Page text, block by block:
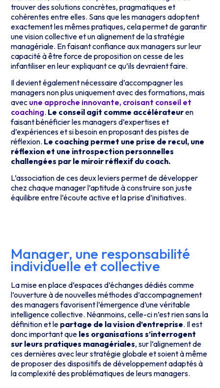
trouver des solutions concrètes, pragmatiques et
cohérentes entre elles. Sans que les managers adoptent
exactement les mêmes pratiques, cela permet de garantir
une vision collective et un alignement de la stratégie
managériale. En faisant confiance aux managers sur leur
capacité à être force de proposition on cesse de les
infantiliser en leur expliquant ce qu’ils devraient faire.
Il devient également nécessaire d’accompagner les
managers non plus uniquement avec des formations, mais
avec une approche innovante, croisant conseil et
coaching. Le conseil agit comme accélérateuren
faisant bénéficier les managers d’expertises et
d’expériences et si besoin en proposant des pistes de
réflexion. Le coaching permet une prise de recul, une
réflexion et une introspection personnelles
challengées par le miroir réflexif du coach.
L’association de ces deux leviers permet de développer
chez chaque manager l’aptitude à construire son juste
équilibre entre l’écoute active et la prise d’initiatives.
Manager, une responsabilité
individuelle et collective
La mise en place d’espaces d’échanges dédiés comme
l’ouverture à de nouvelles méthodes d’accompagnement
des managers favorisent l’émergence d’une véritable
intelligence collective. Néanmoins, celle-ci n’est rien sans la
définition et le partage de la vision d’entreprise. Il est
donc important que les organisations s’interrogent
sur leurs pratiques managériales, sur l’alignement de
ces dernières avec leur stratégie globale et soient à même
de proposer des dispositifs de développement adaptés à
la complexité des problématiques de leurs managers.